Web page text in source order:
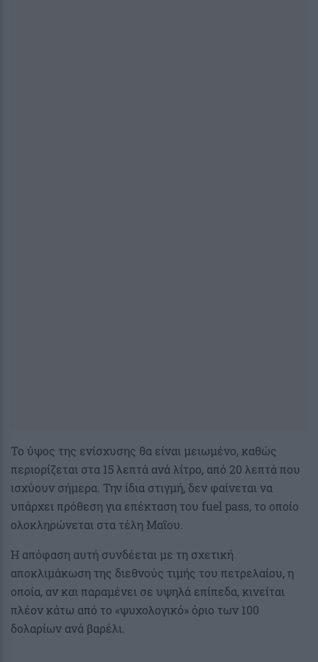
Το ύψος της ενίσχυσης θα είναι μειωμένο, καθώς
περιορίζεται στα 15 λεπτά ανά λίτρο, από 20 λεπτά που
ισχύουν σήμερα. Την ίδια στιγμή, δεν φαίνεται να
υπάρχει πρόθεση για επέκταση του fuel pass, το οποίο
ολοκληρώνεται στα τέλη Μαΐου.
Η απόφαση αυτή συνδέεται με τη σχετική
αποκλιμάκωση της διεθνούς τιμής του πετρελαίου, η
οποία, αν και παραμένει σε υψηλά επίπεδα, κινείται
πλέον κάτω από το «ψυχολογικό» όριο των 100
δολαρίων ανά βαρέλι.